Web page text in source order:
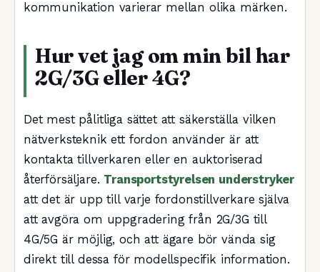
kommunikation varierar mellan olika märken.
Hur vet jag om min bil har
2G/3G eller 4G?
Det mest pålitliga sättet att säkerställa vilken
nätverksteknik ett fordon använder är att
kontakta tillverkaren eller en auktoriserad
återförsäljare. Transportstyrelsen understryker
att det är upp till varje fordonstillverkare själva
att avgöra om uppgradering från 2G/3G till
4G/5G är möjlig, och att ägare bör vända sig
direkt till dessa för modellspecifik information.